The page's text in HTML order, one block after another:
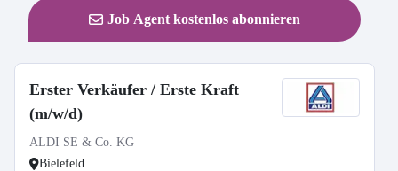
Job Agent kostenlos abonnieren
Erster Verkäufer / Erste Kraft
(m/w/d)
ALDI SE & Co. KG
Bielefeld